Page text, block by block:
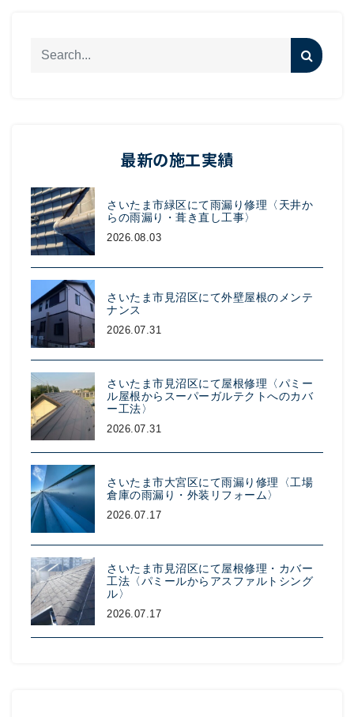
最新の施工実績
さいたま市緑区にて雨漏り修理〈天井か
らの雨漏り・葺き直し工事〉
2026.08.03
さいたま市見沼区にて外壁屋根のメンテ
ナンス
2026.07.31
さいたま市見沼区にて屋根修理〈パミー
ル屋根からスーパーガルテクトへのカバ
ー工法〉
2026.07.31
さいたま市大宮区にて雨漏り修理〈工場
倉庫の雨漏り・外装リフォーム〉
2026.07.17
さいたま市見沼区にて屋根修理・カバー
工法〈パミールからアスファルトシング
ル〉
2026.07.17